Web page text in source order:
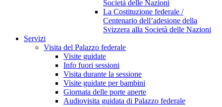
Società delle Nazioni
La Costituzione federale /
Centenario dell’adesione della
Svizzera alla Società delle Nazioni
Servizi
Visita del Palazzo federale
Visite guidate
Info fuori sessioni
Visita durante la sessione
Visite guidate per bambini
Giornata delle porte aperte
Audiovisita guidata di Palazzo federale